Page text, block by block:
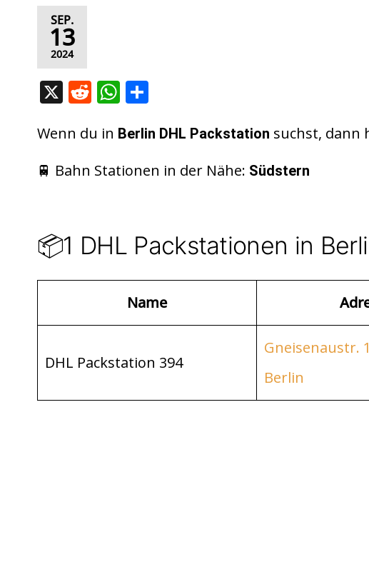
SEP.
13
2024
X R
d
di
t
W
at
s
A
le
n
Wenn du in Berlin DHL Packstation suchst, dann
🚆 Bahn Stationen in der Nähe: Südstern
📦1 DHL Packstationen in
Name
DHL Packstation 394
Gneisenaustr.
Berlin